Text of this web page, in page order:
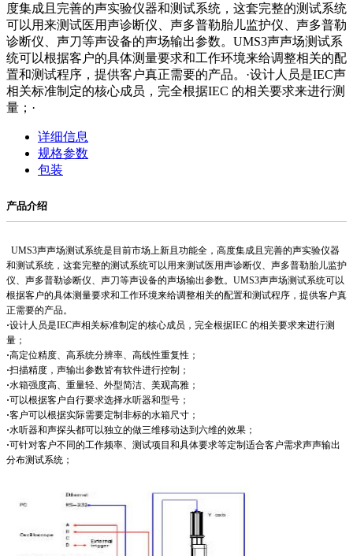
度集成且完善的声实验仪器和测试系统，这套完整的测试系统
可以用来测试医用声诊断仪、声多普勒胎儿监护仪、声多普勒
诊断仪、声刀等声设备的声场输出参数。UMS3声声场测试系
统可以根据客户的具体测量要求和工作环境来给调整相关的配
置和测试程序，提供客户真正需要的产品。·设计人员是IEC声
相关标准制定的核心成员，完全根据IEC 的相关要求来进行测
量；·
详细信息
规格参数
包装
产品介绍
UMS3声声场测试系统是目前市场上新且功能全，高度集成且完善的声实验仪器
和测试系统，这套完整的测试系统可以用来测试医用声诊断仪、声多普勒胎儿监护
仪、声多普勒诊断仪、声刀等声设备的声场输出参数。UMS3声声场测试系统可以
根据客户的具体测量要求和工作环境来给调整相关的配置和测试程序，提供客户真
正需要的产品。
·设计人员是IEC声相关标准制定的核心成员，完全根据IEC 的相关要求来进行测
量；
·高定位精度、高系统分辨率、高线性重复性；
·扫描精度，声输出参数皆有软件进行控制；
·水箱强度高、重量轻、外型简洁、美观高雅；
·可以根据客户自行要求选择水听器和型号；
·客户可以根据实际需要定制非标的水箱尺寸；
·水听器和声探头都可以独立的做三维移动达到六维的效果；
·可针对客户不同的工作频率、测试项目和具体要求等定制适合客户需求声声输出
分布测试系统；